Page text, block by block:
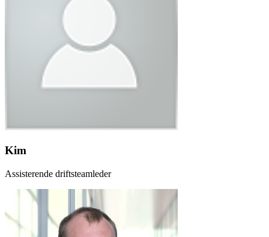
Kim
Assisterende driftsteamleder